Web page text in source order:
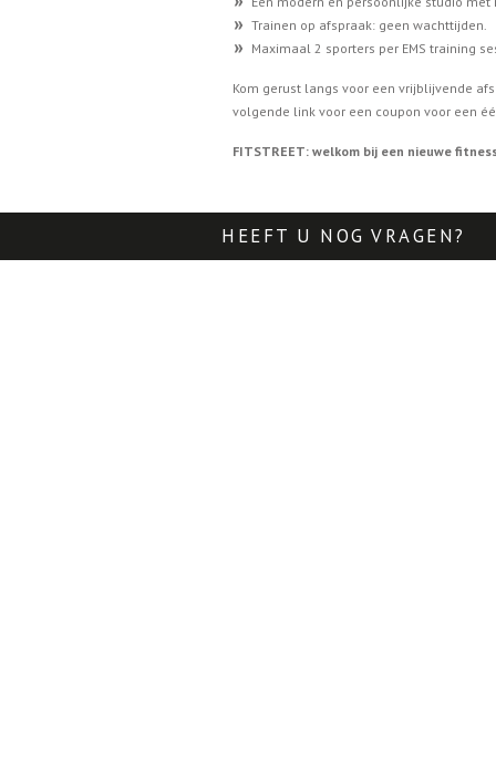
Trainen op afspraak: geen wachttijden.
Maximaal 2 sporters per EMS training
Kom gerust langs voor een vrijblijvende
volgende link voor een coupon voor een
FITSTREET: welkom bij een nieuwe
HEEFT U NOG